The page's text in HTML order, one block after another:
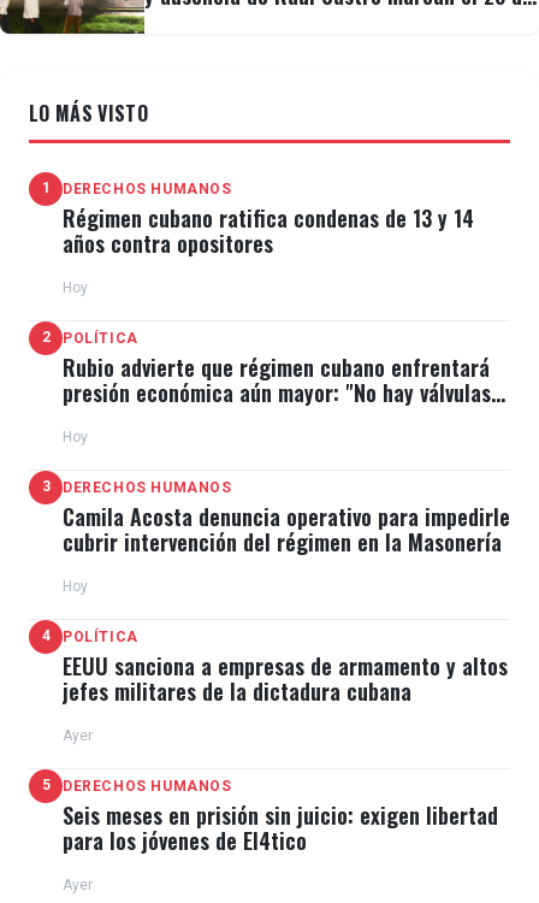
LO MÁS VISTO
1 DERECHOS HUMANOS
Régimen cubano ratifica condenas de 13 y 14
años contra opositores
Hoy
2 POLÍTICA
Rubio advierte que régimen cubano enfrentará
presión económica aún mayor: "No hay válvulas
Hoy
3 DERECHOS HUMANOS
Camila Acosta denuncia operativo para impedirle
cubrir intervención del régimen en la Masonería
Hoy
4 POLÍTICA
EEUU sanciona a empresas de armamento y altos
jefes militares de la dictadura cubana
Ayer
5 DERECHOS HUMANOS
Seis meses en prisión sin juicio: exigen libertad
para los jóvenes de El4tico
Ayer